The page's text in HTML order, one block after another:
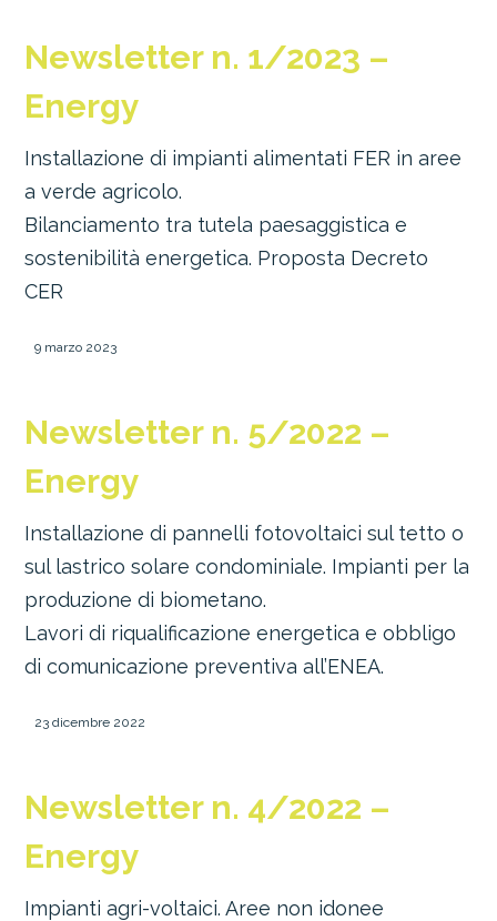
Newsletter n. 1/2023 –
Energy
Installazione di impianti alimentati FER in aree
a verde agricolo.
Bilanciamento tra tutela paesaggistica e
sostenibilità energetica. Proposta Decreto
CER
9 marzo 2023
Newsletter n. 5/2022 –
Energy
Installazione di pannelli fotovoltaici sul tetto o
sul lastrico solare condominiale. Impianti per la
produzione di biometano.
Lavori di riqualificazione energetica e obbligo
di comunicazione preventiva all’ENEA.
23 dicembre 2022
Newsletter n. 4/2022 –
Energy
Impianti agri-voltaici. Aree non idonee